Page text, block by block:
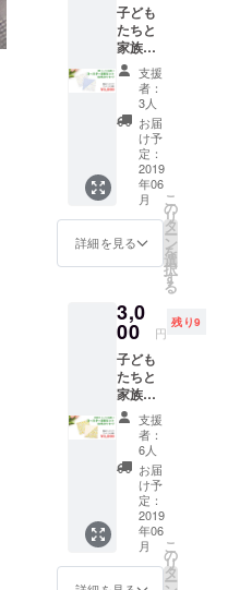
子ども
たちと
家族へ
の応援
の気持
ちB②
かえる
のシー
【夢】
と同じ
生地の
コース
ター2枚
＆お礼
のメッ
支援
者：
3人
お届
け予
定：
2019
年06
月
詳細を見る
こ
の
リ
タ
ー
ン
を
選
択
す
る
3,0
00 円
残り9
子ども
たちと
家族へ
の応援
の気持
ちB③
かえる
のシー
ツ【花
咲く】
と同じ
生地の
コース
ター2枚
支援
者：
6人
お届
け予
定：
2019
年06
月
こ
の
リ
タ
ー